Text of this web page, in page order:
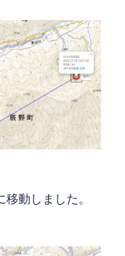
動しました。